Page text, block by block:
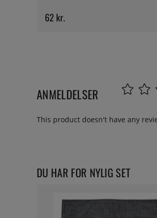
62 kr.
ANMELDELSER
This product doesn't have any
DU HAR FOR NYLIG SET